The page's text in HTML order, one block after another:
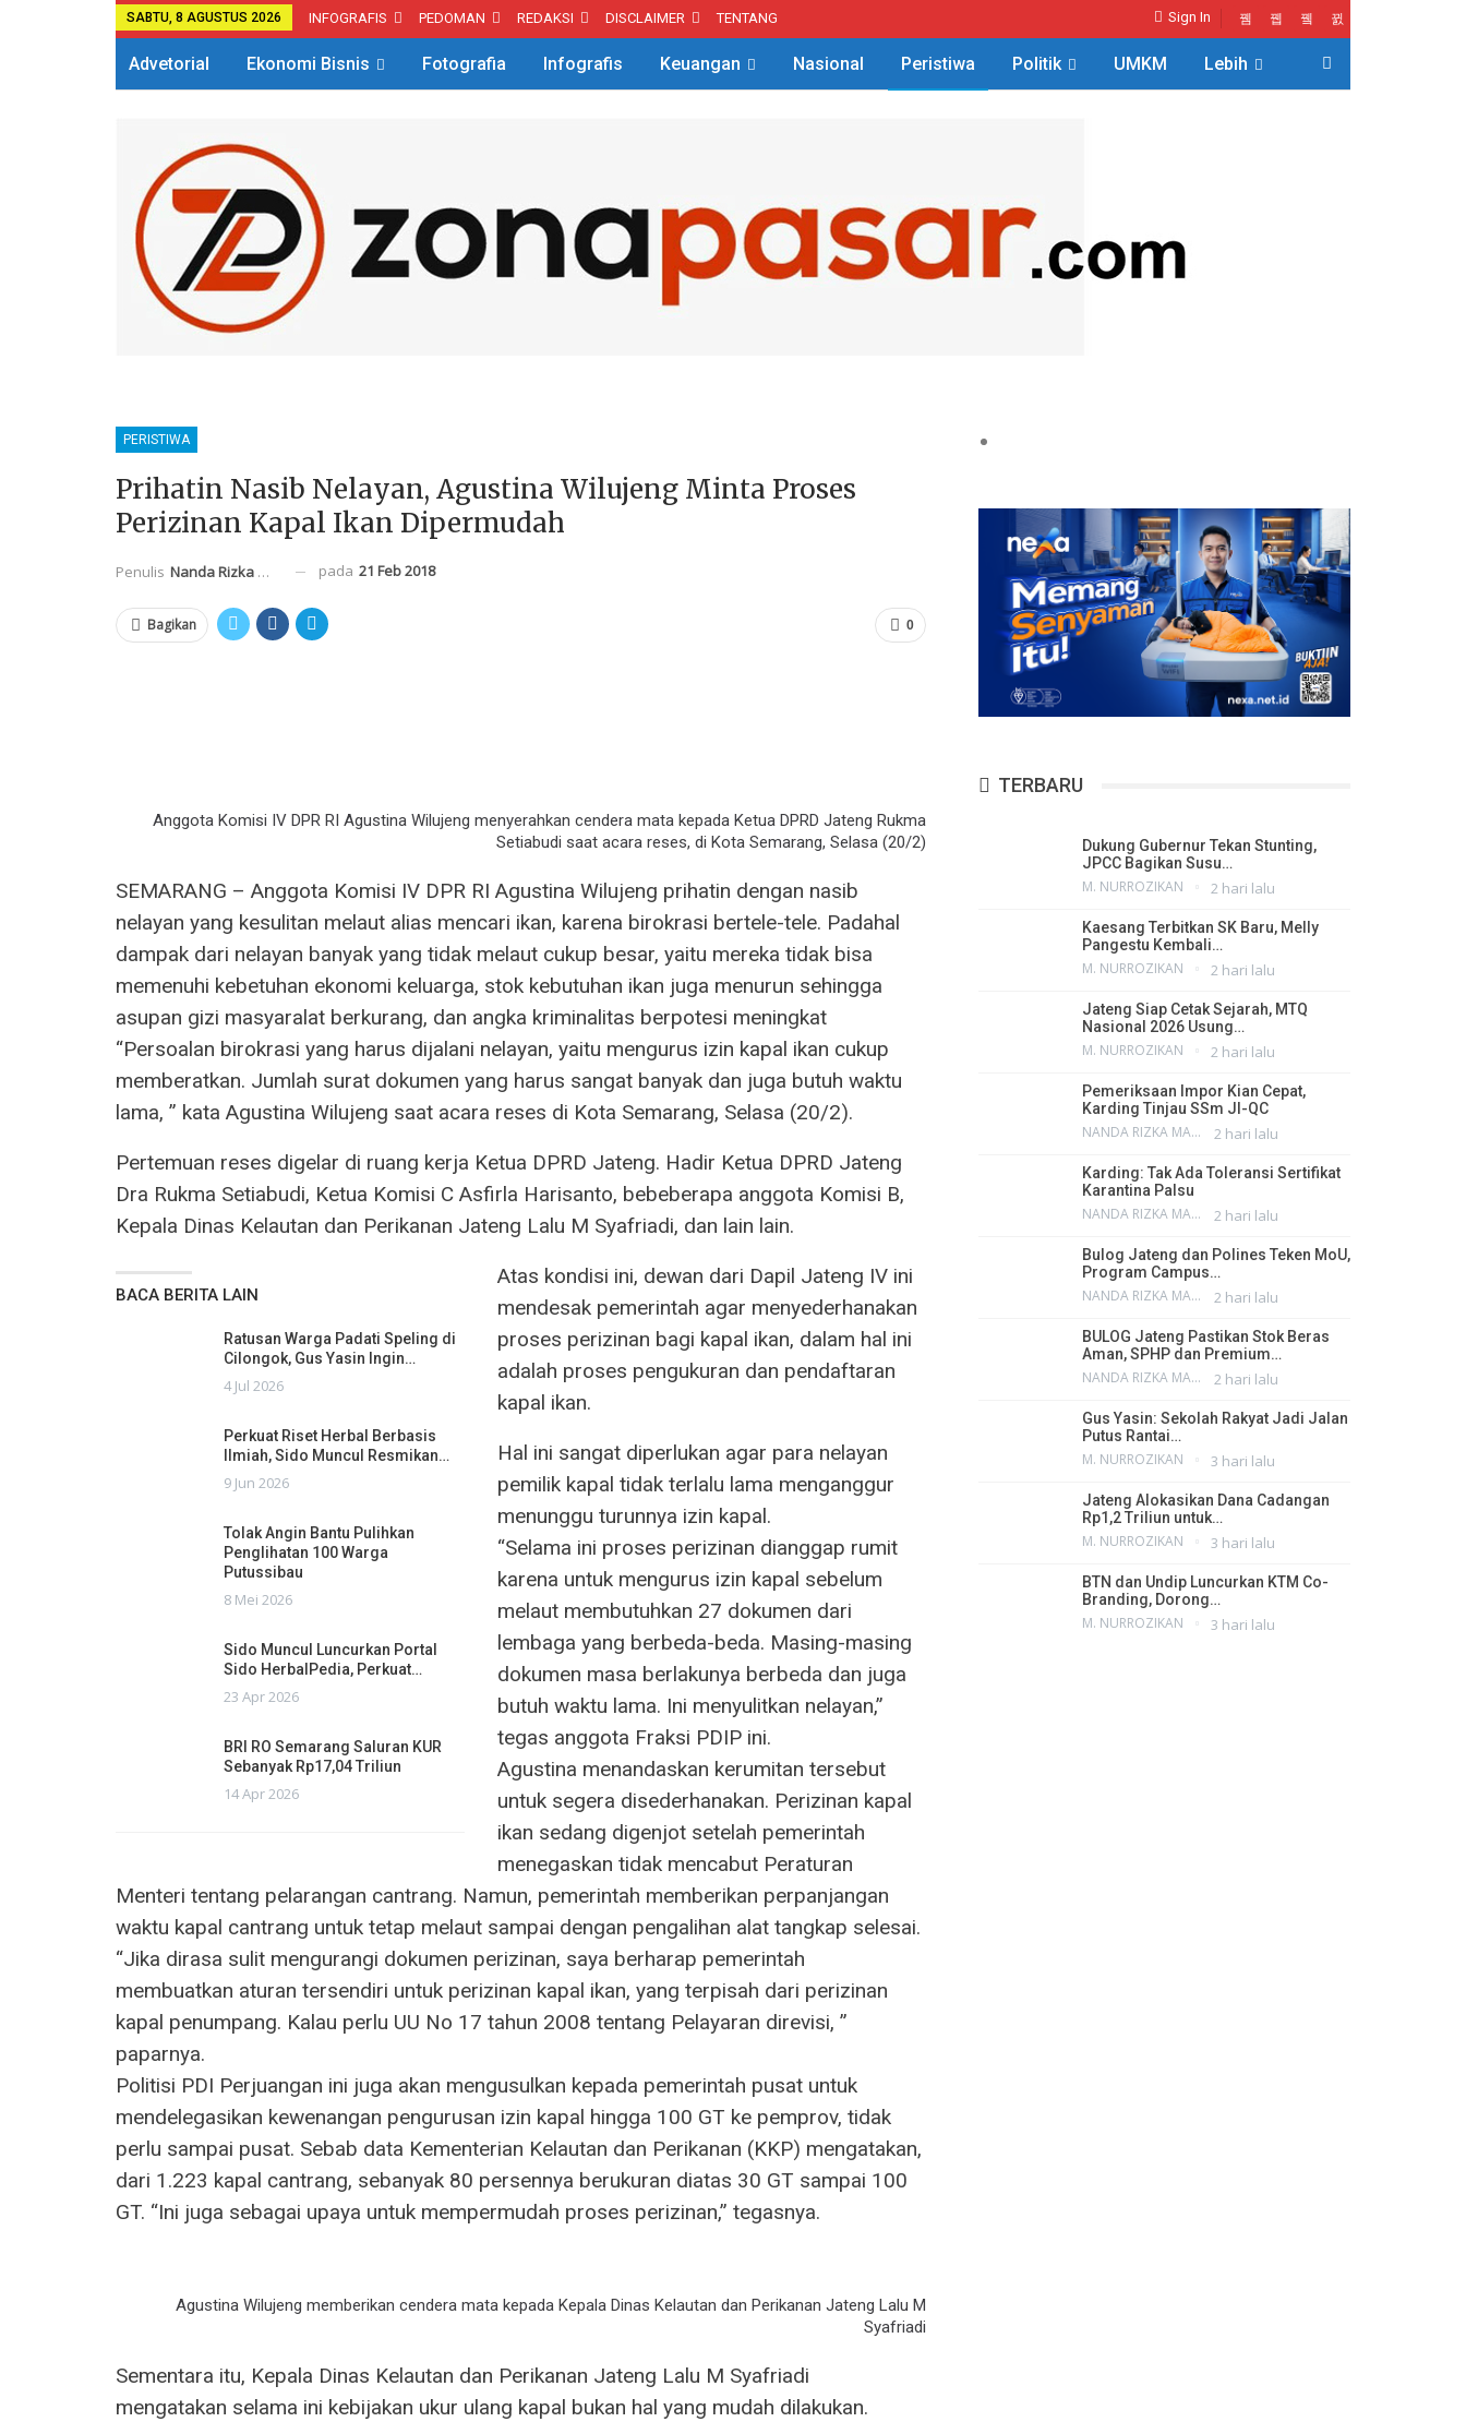
Sign In
SABTU, 8 AGUSTUS 2026 INFOGRAFIS PEDOMAN REDAKSI DISCLAIMER TENTANG
Advetorial Ekonomi Bisnis Fotografia Infografis Keuangan Nasional Peristiwa Politik UMKM Lebih
PERISTIWA
Prihatin Nasib Nelayan, Agustina Wilujeng Minta Proses
Perizinan Kapal Ikan Dipermudah
Penulis Nanda Rizka Mahendra pada 21 Feb 2018
0
Bagikan
Anggota Komisi IV DPR RI Agustina Wilujeng menyerahkan cendera mata kepada Ketua DPRD Jateng Rukma
Setiabudi saat acara reses, di Kota Semarang, Selasa (20/2)
SEMARANG – Anggota Komisi IV DPR RI Agustina Wilujeng prihatin dengan nasib
nelayan yang kesulitan melaut alias mencari ikan, karena birokrasi bertele-tele. Padahal
dampak dari nelayan banyak yang tidak melaut cukup besar, yaitu mereka tidak bisa
memenuhi kebetuhan ekonomi keluarga, stok kebutuhan ikan juga menurun sehingga
asupan gizi masyaralat berkurang, dan angka kriminalitas berpotesi meningkat
“Persoalan birokrasi yang harus dijalani nelayan, yaitu mengurus izin kapal ikan cukup
memberatkan. Jumlah surat dokumen yang harus sangat banyak dan juga butuh waktu
lama, ” kata Agustina Wilujeng saat acara reses di Kota Semarang, Selasa (20/2).
Pertemuan reses digelar di ruang kerja Ketua DPRD Jateng. Hadir Ketua DPRD Jateng
Dra Rukma Setiabudi, Ketua Komisi C Asfirla Harisanto, bebeberapa anggota Komisi B,
Kepala Dinas Kelautan dan Perikanan Jateng Lalu M Syafriadi, dan lain lain.
BACA BERITA LAIN
Ratusan Warga Padati Speling di
Cilongok, Gus Yasin Ingin…
4 Jul 2026
Perkuat Riset Herbal Berbasis
Ilmiah, Sido Muncul Resmikan…
9 Jun 2026
Tolak Angin Bantu Pulihkan
Penglihatan 100 Warga
Putussibau
8 Mei 2026
Sido Muncul Luncurkan Portal
Sido HerbalPedia, Perkuat…
23 Apr 2026
BRI RO Semarang Saluran KUR
Sebanyak Rp17,04 Triliun
14 Apr 2026
Atas kondisi ini, dewan dari Dapil Jateng IV ini
mendesak pemerintah agar menyederhanakan
proses perizinan bagi kapal ikan, dalam hal ini
adalah proses pengukuran dan pendaftaran
kapal ikan.
Hal ini sangat diperlukan agar para nelayan
pemilik kapal tidak terlalu lama menganggur
menunggu turunnya izin kapal.
“Selama ini proses perizinan dianggap rumit
karena untuk mengurus izin kapal sebelum
melaut membutuhkan 27 dokumen dari
lembaga yang berbeda-beda. Masing-masing
dokumen masa berlakunya berbeda dan juga
butuh waktu lama. Ini menyulitkan nelayan,”
tegas anggota Fraksi PDIP ini.
Agustina menandaskan kerumitan tersebut
untuk segera disederhanakan. Perizinan kapal
ikan sedang digenjot setelah pemerintah
menegaskan tidak mencabut Peraturan
Menteri tentang pelarangan cantrang. Namun, pemerintah memberikan perpanjangan
waktu kapal cantrang untuk tetap melaut sampai dengan pengalihan alat tangkap selesai.
“Jika dirasa sulit mengurangi dokumen perizinan, saya berharap pemerintah
membuatkan aturan tersendiri untuk perizinan kapal ikan, yang terpisah dari perizinan
kapal penumpang. Kalau perlu UU No 17 tahun 2008 tentang Pelayaran direvisi, ”
paparnya.
Politisi PDI Perjuangan ini juga akan mengusulkan kepada pemerintah pusat untuk
mendelegasikan kewenangan pengurusan izin kapal hingga 100 GT ke pemprov, tidak
perlu sampai pusat. Sebab data Kementerian Kelautan dan Perikanan (KKP) mengatakan,
dari 1.223 kapal cantrang, sebanyak 80 persennya berukuran diatas 30 GT sampai 100
GT. “Ini juga sebagai upaya untuk mempermudah proses perizinan,” tegasnya.
Agustina Wilujeng memberikan cendera mata kepada Kepala Dinas Kelautan dan Perikanan Jateng Lalu M
Syafriadi
Sementara itu, Kepala Dinas Kelautan dan Perikanan Jateng Lalu M Syafriadi
mengatakan selama ini kebijakan ukur ulang kapal bukan hal yang mudah dilakukan.
TERBARU
Dukung Gubernur Tekan Stunting,
JPCC Bagikan Susu…
M. NURROZIKAN 2 hari lalu
Kaesang Terbitkan SK Baru, Melly
Pangestu Kembali…
M. NURROZIKAN 2 hari lalu
Jateng Siap Cetak Sejarah, MTQ
Nasional 2026 Usung…
M. NURROZIKAN 2 hari lalu
Pemeriksaan Impor Kian Cepat,
Karding Tinjau SSm JI-QC
NANDA RIZKA MAHENDRA 2 hari lalu
Karding: Tak Ada Toleransi Sertifikat
Karantina Palsu
NANDA RIZKA MAHENDRA 2 hari lalu
Bulog Jateng dan Polines Teken MoU,
Program Campus…
NANDA RIZKA MAHENDRA 2 hari lalu
BULOG Jateng Pastikan Stok Beras
Aman, SPHP dan Premium…
NANDA RIZKA MAHENDRA 2 hari lalu
Gus Yasin: Sekolah Rakyat Jadi Jalan
Putus Rantai…
M. NURROZIKAN 3 hari lalu
Jateng Alokasikan Dana Cadangan
Rp1,2 Triliun untuk…
M. NURROZIKAN 3 hari lalu
BTN dan Undip Luncurkan KTM Co-
Branding, Dorong…
M. NURROZIKAN 3 hari lalu